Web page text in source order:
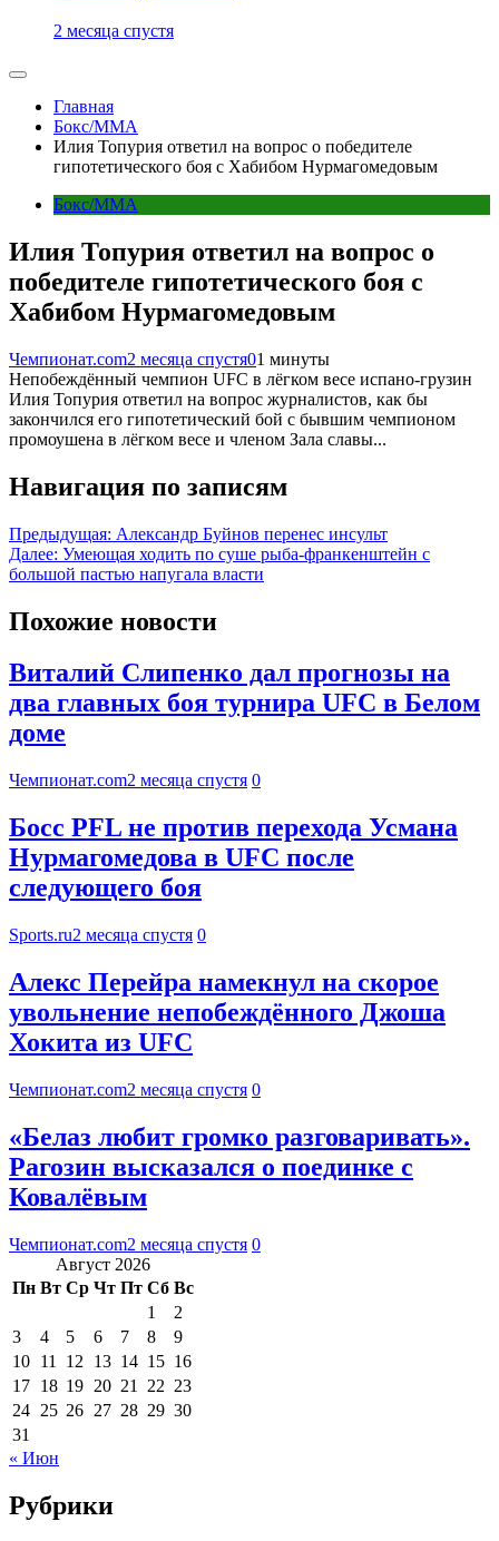
2 месяца спустя
Главная
Бокс/MMA
Илия Топурия ответил на вопрос о победителе
гипотетического боя с Хабибом Нурмагомедовым
Бокс/MMA
Илия Топурия ответил на вопрос о
победителе гипотетического боя с
Хабибом Нурмагомедовым
Чемпионат.com2 месяца спустя01 минуты
Непобеждённый чемпион UFC в лёгком весе испано-грузин
Илия Топурия ответил на вопрос журналистов, как бы
закончился его гипотетический бой с бывшим чемпионом
промоушена в лёгком весе и членом Зала славы...
Навигация по записям
Предыдущая: Александр Буйнов перенес инсульт
Далее: Умеющая ходить по суше рыба-франкенштейн с
большой пастью напугала власти
Похожие новости
Виталий Слипенко дал прогнозы на
два главных боя турнира UFC в Белом
доме
Чемпионат.com2 месяца спустя 0
Босс PFL не против перехода Усмана
Нурмагомедова в UFC после
следующего боя
Sports.ru2 месяца спустя 0
Алекс Перейра намекнул на скорое
увольнение непобеждённого Джоша
Хокита из UFC
Чемпионат.com2 месяца спустя 0
«Белаз любит громко разговаривать».
Рагозин высказался о поединке с
Ковалёвым
Чемпионат.com2 месяца спустя 0
Август 2026
Пн Вт Ср Чт Пт Сб Вс
1
2
3
4 5 6 7 8
9
10 11 12 13 14 15 16
17 18 19 20 21 22 23
24 25 26 27 28 29 30
31
« Июн
Рубрики